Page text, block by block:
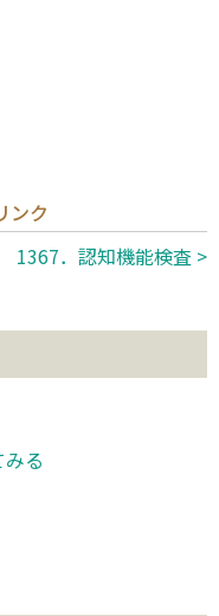
ンク
1367．認知機能検査 >
る